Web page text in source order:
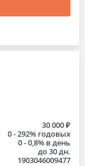
30 000 ₽
0 - 292% годовых
0 - 0,8% в день
до 30 дн.
1903046009477